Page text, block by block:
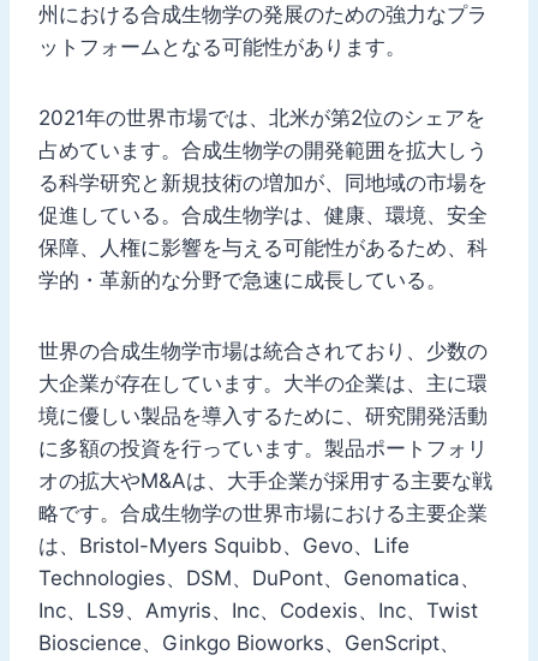
州における合成生物学の発展のための強力なプラ
ットフォームとなる可能性があります。
2021年の世界市場では、北米が第2位のシェアを
占めています。合成生物学の開発範囲を拡大しう
る科学研究と新規技術の増加が、同地域の市場を
促進している。合成生物学は、健康、環境、安全
保障、人権に影響を与える可能性があるため、科
学的・革新的な分野で急速に成長している。
世界の合成生物学市場は統合されており、少数の
大企業が存在しています。大半の企業は、主に環
境に優しい製品を導入するために、研究開発活動
に多額の投資を行っています。製品ポートフォリ
オの拡大やM&Aは、大手企業が採用する主要な戦
略です。合成生物学の世界市場における主要企業
は、Bristol-Myers Squibb、Gevo、Life
Technologies、DSM、DuPont、Genomatica、
Inc、LS9、Amyris、Inc、Codexis、Inc、Twist
Bioscience、Ginkgo Bioworks、GenScript、